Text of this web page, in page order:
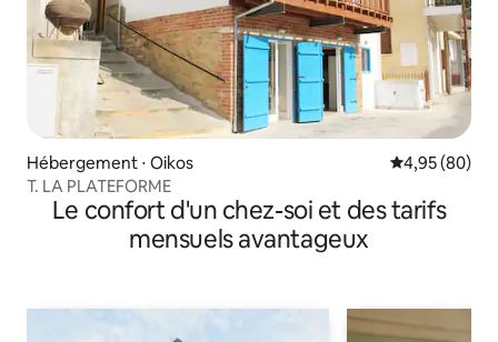
Hébergement ⋅ Oikos Évaluation
4,95 (80)
T. LA PLATEFORME
Le confort d'un chez-soi et des tarifs
mensuels avantageux